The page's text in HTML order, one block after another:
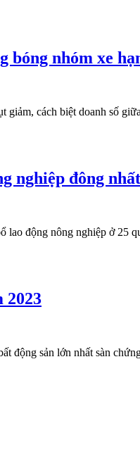
bóng nhóm xe
giảm, cách biệt doanh số
nghiệp đông
động nông nghiệp ở 25
2023
sản lớn nhất sàn